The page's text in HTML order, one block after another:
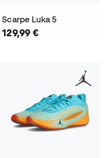
Scarpe Luka 5
129,99 €